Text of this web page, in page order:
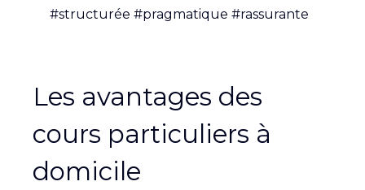
#structurée #pragmatique #rassurante
Les avantages des
cours particuliers à
domicile